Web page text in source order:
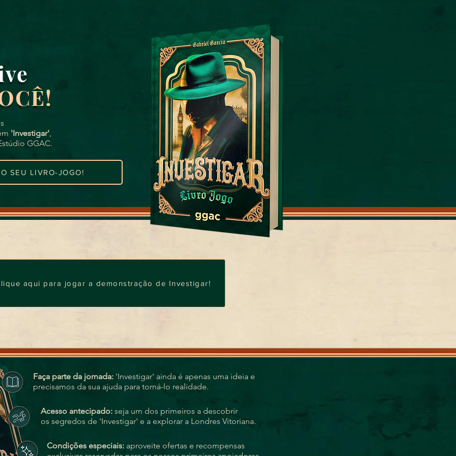
'Investigar',
GGAC.
aqui para jogar a demonstração de Investigar!
Faça parte da jornada: 'Investigar' ainda é apenas uma ideia e
precisamos da sua ajuda para torná-lo realidade.
Acesso antecipado: seja um dos primeiros a descobrir
os segredos de 'Investigar' e a explorar a Londres Vitoriana.
Condições especiais: aproveite ofertas e recompensas
SEU LIVRO-JOGO!